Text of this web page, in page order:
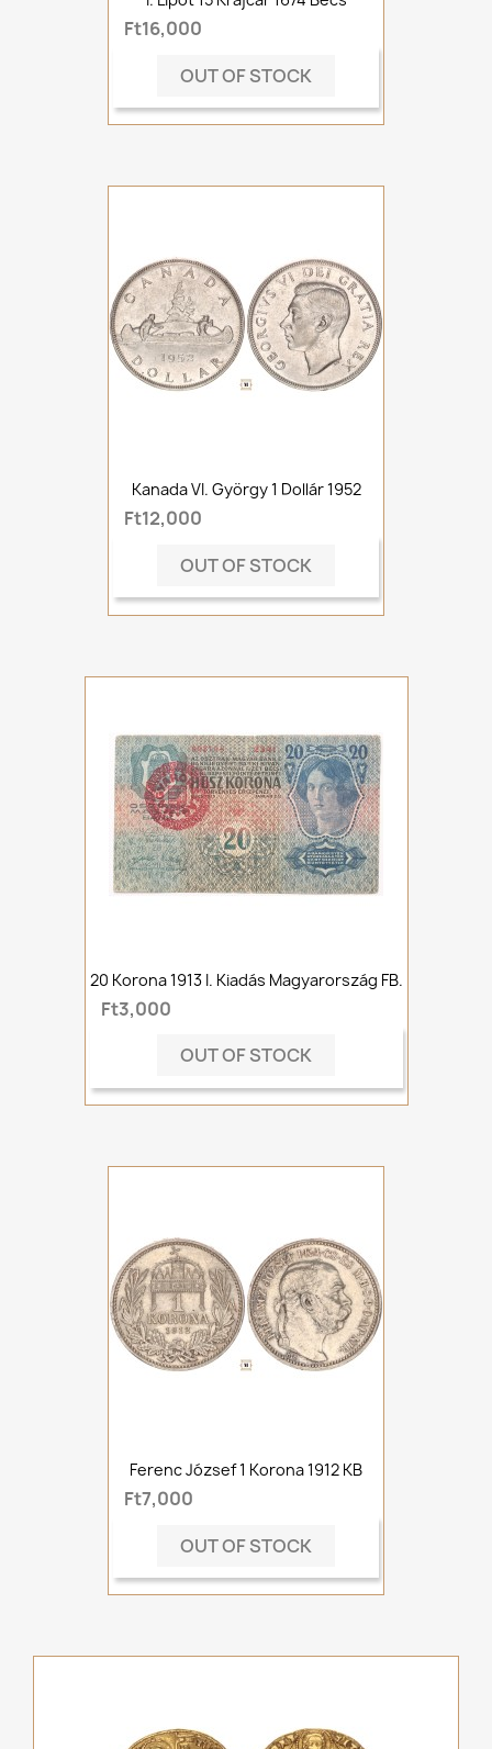
Ft16,000
OUT OF STOCK
Kanada VI. György 1 Dollár 1952
Ft12,000
OUT OF STOCK
20 Korona 1913 I. Kiadás Magyarország FB.
Ft3,000
OUT OF STOCK
Ferenc József 1 Korona 1912 KB
Ft7,000
OUT OF STOCK